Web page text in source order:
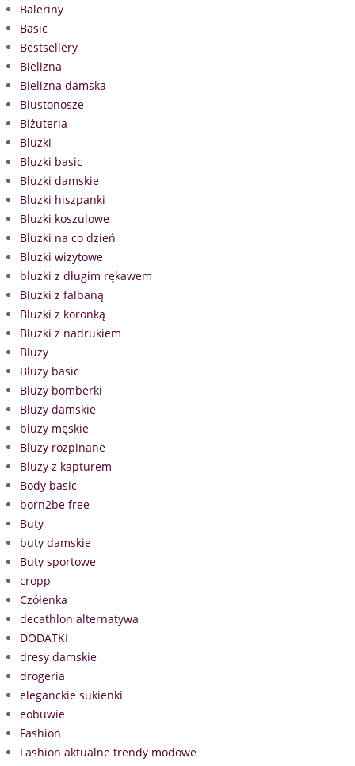
Baleriny
Basic
Bestsellery
Bielizna
Bielizna damska
Biustonosze
Biżuteria
Bluzki
Bluzki basic
Bluzki damskie
Bluzki hiszpanki
Bluzki koszulowe
Bluzki na co dzień
Bluzki wizytowe
bluzki z długim rękawem
Bluzki z falbaną
Bluzki z koronką
Bluzki z nadrukiem
Bluzy
Bluzy basic
Bluzy bomberki
Bluzy damskie
bluzy męskie
Bluzy rozpinane
Bluzy z kapturem
Body basic
born2be free
Buty
buty damskie
Buty sportowe
cropp
Czółenka
decathlon alternatywa
DODATKI
dresy damskie
drogeria
eleganckie sukienki
eobuwie
Fashion
Fashion aktualne trendy modowe